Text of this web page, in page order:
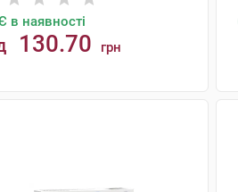
в наявності
130.70 грн